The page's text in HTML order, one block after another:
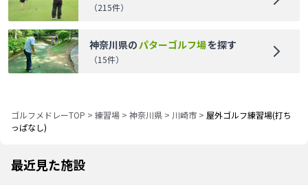
（215件）
神奈川県のパターゴルフ場を探す
（15件）
ゴルフメドレーTOP > 練習場 > 神奈川県 > 川崎市 > 屋外ゴルフ練習場(打ち
っぱなし)
最近見た施設